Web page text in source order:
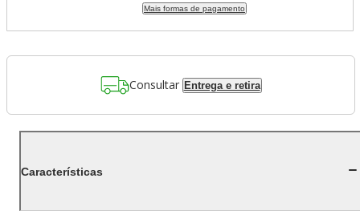
Mais formas de pagamento
Consultar Entrega e retira
Características